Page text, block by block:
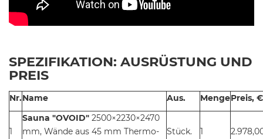
SPEZIFIKATION: AUSRÜSTUNG UND
PREIS
Nr.Name Aus. MengePreis, €
1
Sauna "OVOID" 2500×2230×2470
mm, Wände aus 45 mm Thermo-
Stück. 1